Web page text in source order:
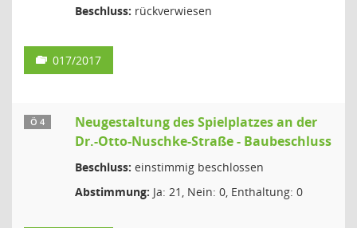
Beschluss: rückverwiesen
017/2017
Ö 4
Neugestaltung des Spielplatzes an der
Dr.-Otto-Nuschke-Straße - Baubeschluss
Beschluss: einstimmig beschlossen
Abstimmung: Ja: 21, Nein: 0, Enthaltung: 0